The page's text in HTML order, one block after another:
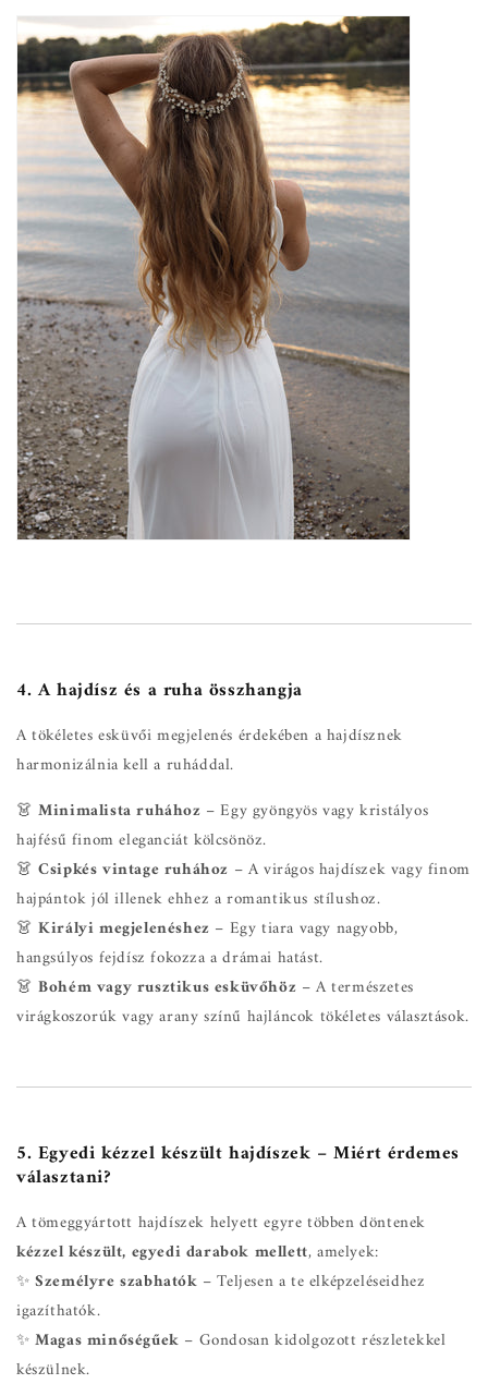
4. A hajdísz és a ruha összhangja
A tökéletes esküvői megjelenés érdekében a hajdísznek
harmonizálnia kell a ruháddal.
👗Minimalista ruhához – Egy gyöngyös vagy kristályos
hajfésű finom eleganciát kölcsönöz.
👗Csipkés vintage ruhához – A virágos hajdíszek vagy finom
hajpántok jól illenek ehhez a romantikus stílushoz.
👗Királyi megjelenéshez – Egy tiara vagy nagyobb,
hangsúlyos fejdísz fokozza a drámai hatást.
👗Bohém vagy rusztikus esküvőhöz – A természetes
virágkoszorúk vagy arany színű hajláncok tökéletes választások.
5. Egyedi kézzel készült hajdíszek – Miért érdemes
választani?
A tömeggyártott hajdíszek helyett egyre többen döntenek
kézzel készült, egyedi darabok mellett, amelyek:
✨Személyre szabhatók – Teljesen a te elképzeléseidhez
igazíthatók.
✨Magas minőségűek – Gondosan kidolgozott részletekkel
készülnek.